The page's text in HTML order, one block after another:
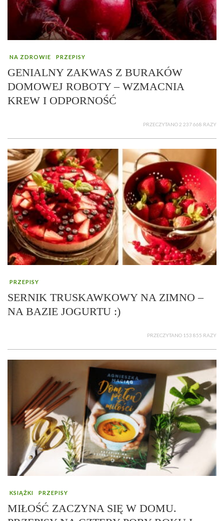
NA ZDROWIE PRZEPISY
GENIALNY ZAKWAS Z BURAKÓW
DOMOWEJ ROBOTY – WZMACNIA
KREW I ODPORNOŚĆ
PRZECZYTANO 2 237 668 RAZY
PRZEPISY
SERNIK TRUSKAWKOWY NA ZIMNO –
NA BAZIE JOGURTU :)
PRZECZYTANO 153 855 RAZY
KSIĄŻKI PRZEPISY
MIŁOŚĆ ZACZYNA SIĘ W DOMU.